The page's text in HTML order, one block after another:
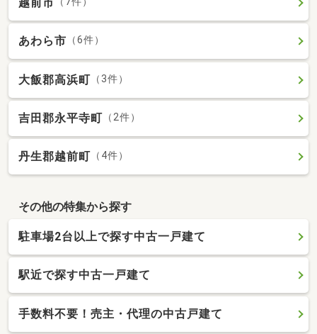
あわら市 （6件）
大飯郡高浜町 （3件）
吉田郡永平寺町 （2件）
丹生郡越前町 （4件）
その他の特集から探す
駐車場2台以上で探す中古一戸建て
駅近で探す中古一戸建て
手数料不要！売主・代理の中古戸建て